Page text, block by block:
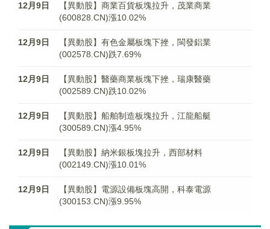
12月9日
【異動股】商業百貨板塊拉升，茂業商業
(600828.CN)漲10.02%
12月9日
【異動股】有色金屬板塊下挫，閩發鋁業
(002578.CN)跌7.69%
12月9日
【異動股】醫藥商業板塊下挫，瑞康醫藥
(002589.CN)跌10.02%
12月9日
【異動股】船舶制造板塊拉升，江龍船艇
(300589.CN)漲4.95%
12月9日
【異動股】納米銀板塊拉升，西部材料
(002149.CN)漲10.01%
12月9日
【異動股】電源設備板塊高開，科泰電源
(300153.CN)漲9.95%